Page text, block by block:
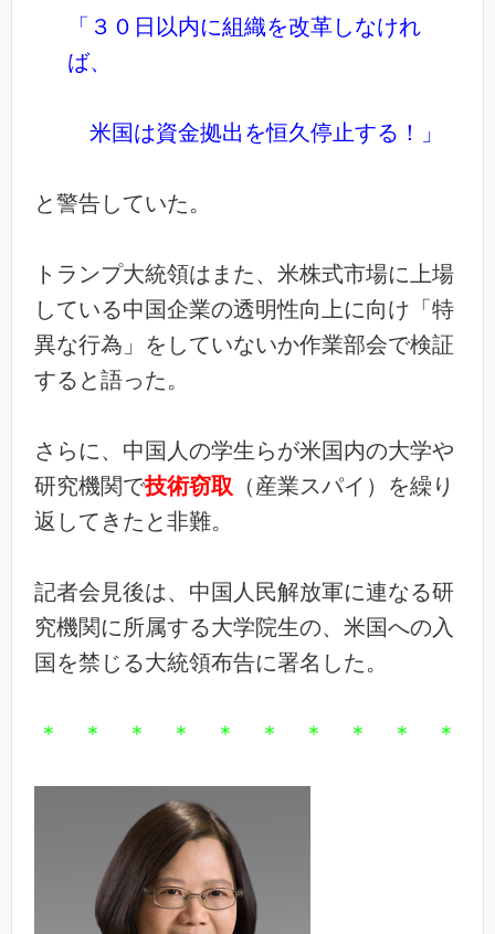
「３０日以内に組織を改革しなけれ
ば、
米国は資金拠出を恒久停止する！」
と警告していた。
トランプ大統領はまた、米株式市場に上場
している中国企業の透明性向上に向け「特
異な行為」をしていないか作業部会で検証
すると語った。
さらに、中国人の学生らが米国内の大学や
研究機関で技術窃取 （産業スパイ）を繰り
返してきたと非難。
記者会見後は、中国人民解放軍に連なる研
究機関に所属する大学院生の、米国への入
国を禁じる大統領布告に署名した。
＊ ＊ ＊ ＊ ＊ ＊ ＊ ＊ ＊ ＊